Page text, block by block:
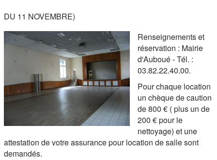
SERVICES
VIE ASSOCIATIVE ET CITOYENNE
PAGE
DU 11 NOVEMBRE)
Renseignements et
réservation : Mairie
d'Auboué - Tél. :
03.82.22.40.00.
Pour chaque location
un chèque de caution
de 800 € ( plus un de
200 € pour le
nettoyage) et une
attestation de votre assurance pour location de salle sont
demandés.